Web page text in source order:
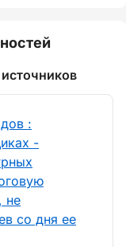
:
-
не
со дня ее